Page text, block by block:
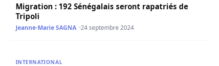
Migration : 192 Sénégalais seront rapatriés de
Tripoli
Jeanne-Marie SAGNA 24 septembre 2024
INTERNATIONAL